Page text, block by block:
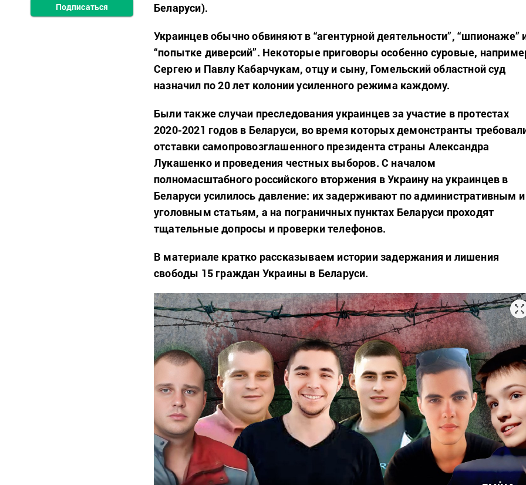
Подписаться
Беларуси).
Украинцев обычно обвиняют в “агентурной деятельности”, “шпионаже”
“попытке диверсий”. Некоторые приговоры особенно суровые,
Сергею и Павлу Кабарчукам, отцу и сыну, Гомельский областной суд
назначил по 20 лет колонии усиленного режима каждому.
Были также случаи преследования украинцев за участие в протестах
2020-2021 годов в Беларуси, во время которых демонстранты
отставки самопровозглашенного президента страны Александра
Лукашенко и проведения честных выборов. С началом
полномасштабного российского вторжения в Украину на украинцев в
Беларуси усилилось давление: их задерживают по административным и
уголовным статьям, а на пограничных пунктах Беларуси проходят
тщательные допросы и проверки телефонов.
В материале кратко рассказываем истории задержания и лишения
свободы 15 граждан Украины в Беларуси.